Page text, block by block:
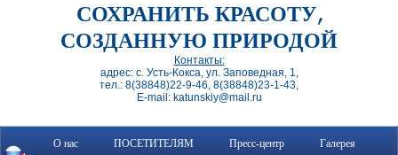
СОХРАНИТЬ КРАСОТУ,
СОЗДАННУЮ ПРИРОДОЙ
Контакты:
адрес: с. Усть-Кокса, ул. Заповедная, 1,
тел.: 8(38848)22-9-46, 8(38848)23-1-43,
E-mail: katunskiy@mail.ru
О нас ПОСЕТИТЕЛЯМ Пресс-центр Галерея